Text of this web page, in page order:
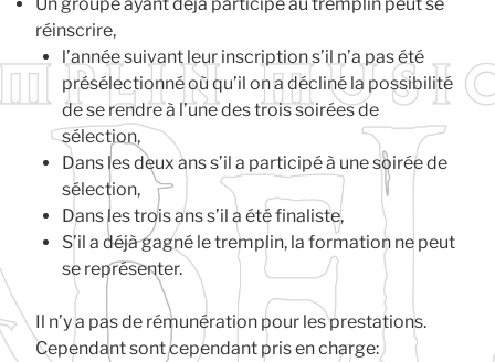
réinscrire,
l’année suivant leur inscription s’il n’a pas été
présélectionné où qu’il on a décliné la possibilité
de se rendre à l’une des trois soirées de
sélection,
Dans les deux ans s’il a participé à une soirée de
sélection,
Dans les trois ans s’il a été finaliste,
S’il a déjà gagné le tremplin, la formation ne peut
se représenter.
Il n’y a pas de rémunération pour les prestations.
Cependant sont cependant pris en charge: